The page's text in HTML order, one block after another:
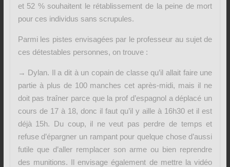
et 52 % souhaitent le rétablissement de la peine de mort
pour ces individus sans scrupules.
Parmi les pistes envisagées par le professeur au sujet de
ces détestables personnes, on trouve :
→ Dylan. Il a dit à un copain de classe qu’il allait faire une
partie à plus de 100 manches cet après-midi, mais il ne
doit pas traîner parce que la prof d’espagnol a déplacé un
cours de 17 à 18, donc il faut qu’il y aille à 16h30 et il est
déjà 15h. Du coup, il ne veut pas perdre de temps et
refuse d’épargner un rampant pour quelque chose d’aussi
futile que d’aller remplacer son arme ou bien reprendre
des munitions. Il envisage également de mettre la vidéo